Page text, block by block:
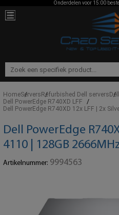
Onderdelen voor 15:00
HomeServersRefurbished Dell servers
Dell PowerEdge R740XD LFF
Dell PowerEdge R740XD 12x LFF | 2x
Dell PowerEdge
4110 | 128GB
Artikelnummer: 9994563